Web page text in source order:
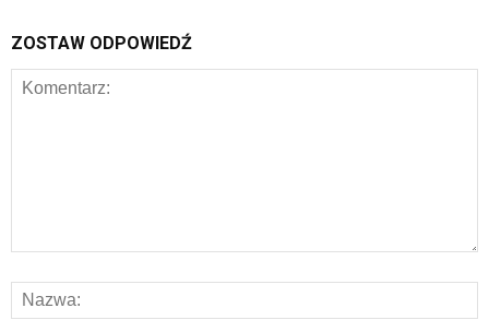
ZOSTAW ODPOWIEDŹ